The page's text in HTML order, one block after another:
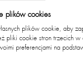
plików cookies
plików cookie, aby
pliki cookie stron trzecich w
preferencjami na